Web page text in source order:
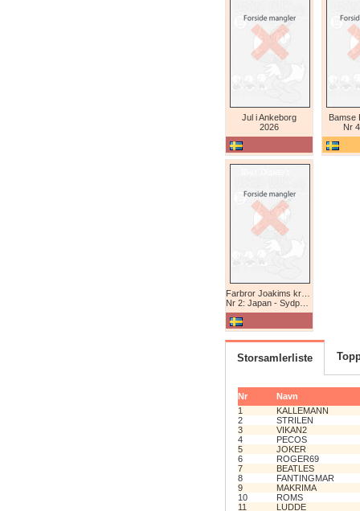
Jul i Ankeborg
2026
Bamse
Nr
Nr 2: Japan - Sydpolen - Afrika
Storsamlerliste
Nr
Navn
1
KALLEMANN
2
STRILEN
3
VIKAN2
4
PECOS
5
JOKER
6
ROGER69
7
BEATLES
8
FANTINGMAR
9
MAKRIMA
10
ROMS
11
LUDDE